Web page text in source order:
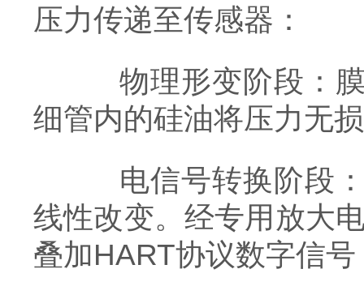
压力传递至传感器：
物理形变阶段：膜
细管内的硅油将压力无
电信号转换阶段：
线性改变。经专用放大
叠加HART协议数字信